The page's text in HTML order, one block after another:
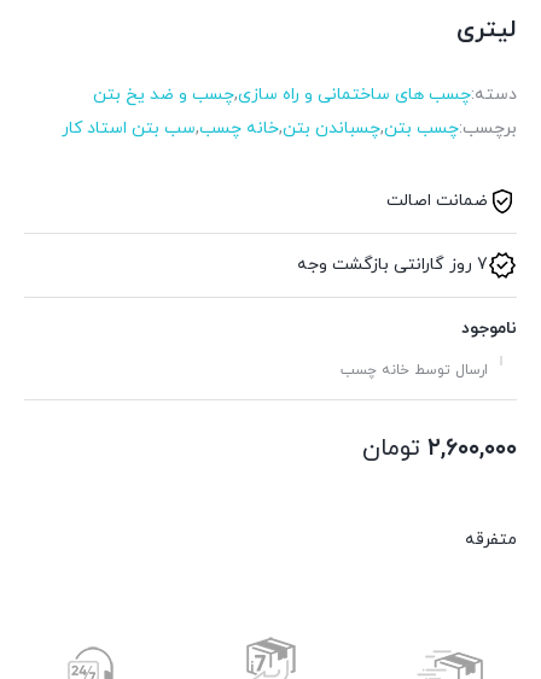
لیتری
دسته:چسب های ساختمانی و راه سازی,چسب و ضد یخ بتن
برچسب:چسب بتن,چسباندن بتن,خانه چسب,سب بتن استاد کار
ضمانت اصالت
7 روز گارانتی بازگشت وجه
ناموجود
ارسال توسط خانه چسب
۲,۶۰۰,۰۰۰ تومان
متفرقه